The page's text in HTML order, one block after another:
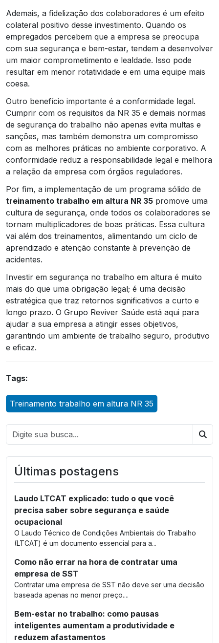
Ademais, a fidelização dos colaboradores é um efeito
colateral positivo desse investimento. Quando os
empregados percebem que a empresa se preocupa
com sua segurança e bem-estar, tendem a desenvolver
um maior comprometimento e lealdade. Isso pode
resultar em menor rotatividade e em uma equipe mais
coesa.
Outro benefício importante é a conformidade legal.
Cumprir com os requisitos da NR 35 e demais normas
de segurança do trabalho não apenas evita multas e
sanções, mas também demonstra um compromisso
com as melhores práticas no ambiente corporativo. A
conformidade reduz a responsabilidade legal e melhora
a relação da empresa com órgãos reguladores.
Por fim, a implementação de um programa sólido de
treinamento trabalho em altura NR 35 promove uma
cultura de segurança, onde todos os colaboradores se
tornam multiplicadores de boas práticas. Essa cultura
vai além dos treinamentos, alimentando um ciclo de
aprendizado e atenção constante à prevenção de
acidentes.
Investir em segurança no trabalho em altura é muito
mais do que uma obrigação legal; é uma decisão
estratégica que traz retornos significativos a curto e
longo prazo. O Grupo Reviver Saúde está aqui para
ajudar a sua empresa a atingir esses objetivos,
garantindo um ambiente de trabalho seguro, produtivo
e eficaz.
Tags:
Treinamento trabalho em altura NR 35
Últimas postagens
Laudo LTCAT explicado: tudo o que você
precisa saber sobre segurança e saúde
ocupacional
O Laudo Técnico de Condições Ambientais do Trabalho
(LTCAT) é um documento essencial para a...
Como não errar na hora de contratar uma
empresa de SST
Contratar uma empresa de SST não deve ser uma decisão
baseada apenas no menor preço....
Bem-estar no trabalho: como pausas
inteligentes aumentam a produtividade e
reduzem afastamentos